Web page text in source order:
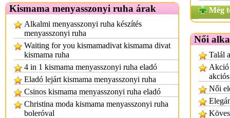
Kismama menyasszonyi ruha árak
Alkalmi menyasszonyi ruha készítés
menyasszonyi ruha
Waiting for you kismamadivat kismama divat
kismama ruha
4 in 1 kismama menyasszonyi ruha eladó
Eladó lejárt kismama menyasszonyi ruha
Csinos kismama menyasszonyi ruha eladó
Christina moda kismama menyasszonyi ruha
boleróval
Még
Női
Talál
Akció
akciós
Női